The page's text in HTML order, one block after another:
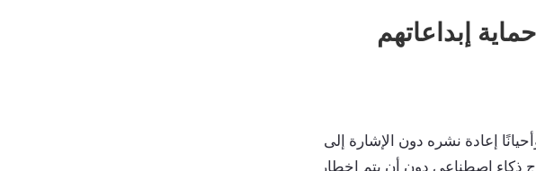
إعادة نشره دون الإشارة إلى
اصطناعي دون أن يتم إخطار